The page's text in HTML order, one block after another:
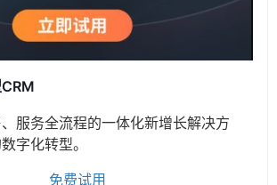
服务全流程的一体化新增长解决方
字化转型。
免费试用